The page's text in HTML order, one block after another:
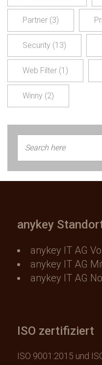
Partner (3)
Security (13)
Web Filter (1)
Winny (2)
anykey
anykey IT AG
anykey IT AG
anykey IT AG
ISO zertifiziert
ISO 9001:2015 und